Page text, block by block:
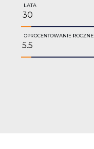
LATA
OPROCENTOWANIE ROCZNE